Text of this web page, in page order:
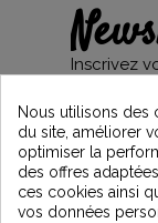
Inscrivez
et restez
Vintage
*Dès 99€ d'achat. En
Nous utilisons des
du site, améliorer
optimiser la
des offres
ces cookies ainsi
vos données